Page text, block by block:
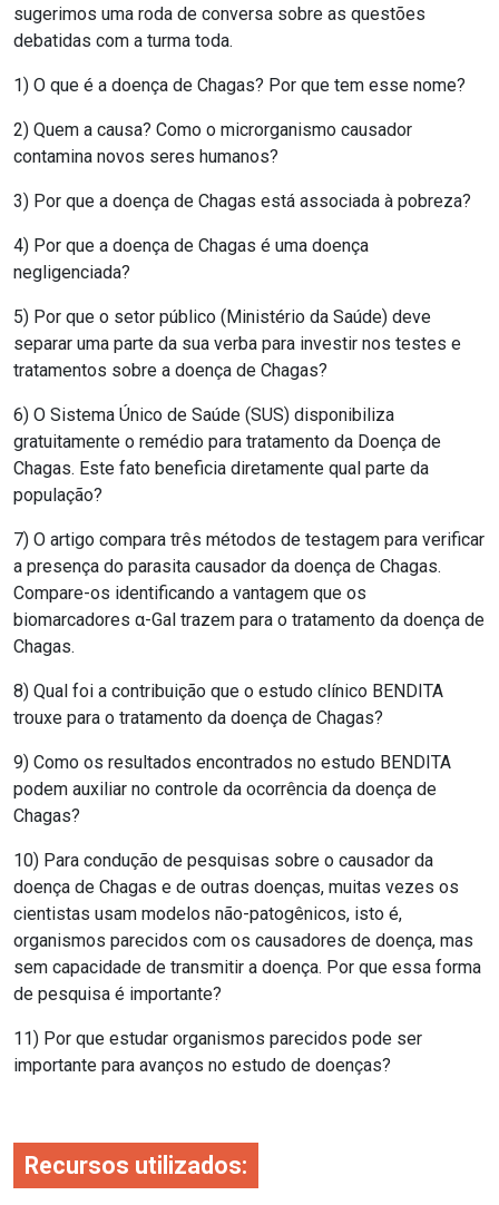
sugerimos uma roda de conversa sobre as questões
debatidas com a turma toda.
1) O que é a doença de Chagas? Por que tem esse nome?
2) Quem a causa? Como o microrganismo causador
contamina novos seres humanos?
3) Por que a doença de Chagas está associada à pobreza?
4) Por que a doença de Chagas é uma doença
negligenciada?
5) Por que o setor público (Ministério da Saúde) deve
separar uma parte da sua verba para investir nos testes e
tratamentos sobre a doença de Chagas?
6) O Sistema Único de Saúde (SUS) disponibiliza
gratuitamente o remédio para tratamento da Doença de
Chagas. Este fato beneficia diretamente qual parte da
população?
7) O artigo compara três métodos de testagem para verificar
a presença do parasita causador da doença de Chagas.
Compare-os identificando a vantagem que os
biomarcadores α-Gal trazem para o tratamento da doença de
Chagas.
8) Qual foi a contribuição que o estudo clínico BENDITA
trouxe para o tratamento da doença de Chagas?
9) Como os resultados encontrados no estudo BENDITA
podem auxiliar no controle da ocorrência da doença de
Chagas?
10) Para condução de pesquisas sobre o causador da
doença de Chagas e de outras doenças, muitas vezes os
cientistas usam modelos não-patogênicos, isto é,
organismos parecidos com os causadores de doença, mas
sem capacidade de transmitir a doença. Por que essa forma
de pesquisa é importante?
11) Por que estudar organismos parecidos pode ser
importante para avanços no estudo de doenças?
Recursos utilizados: